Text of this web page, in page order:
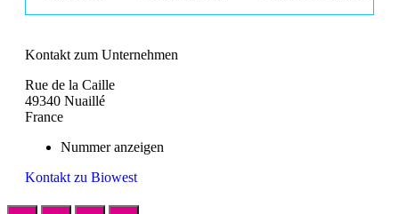
Kontakt zum Unternehmen
Rue de la Caille
49340 Nuaillé
France
Nummer anzeigen
Kontakt zu Biowest